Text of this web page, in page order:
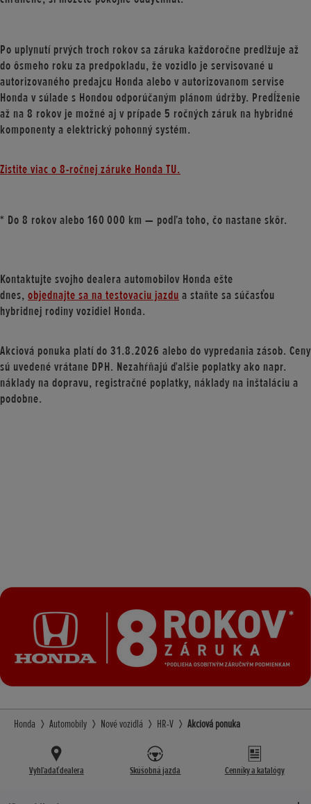
Po uplynutí prvých troch rokov sa záruka každoročne predlžuje až
do ôsmeho roku za predpokladu, že vozidlo je servisované u
autorizovaného predajcu Honda alebo v autorizovanom servise
Honda v súlade s Hondou odporúčaným plánom údržby. Predĺženie
až na 8 rokov je možné aj v prípade 5 ročných záruk na hybridné
komponenty a elektrický pohonný systém.
Zistite viac o 8-ročnej záruke Honda TU.
* Do 8 rokov alebo 160 000 km — podľa toho, čo nastane skôr.
Kontaktujte svojho dealera automobilov Honda ešte
dnes, objednajte sa na testovaciu jazdu a staňte sa súčasťou
hybridnej rodiny vozidiel Honda.
Akciová ponuka platí do 31.8.2026 alebo do vypredania zásob. Ceny
sú uvedené vrátane DPH. Nezahŕňajú ďalšie poplatky ako napr.
náklady na dopravu, registračné poplatky, náklady na inštaláciu a
podobne.
Honda Automobily Nové vozidlá HR-V Akciová ponuka
Vyhľadať dealera Skúšobná jazda Cenníky a katalógy